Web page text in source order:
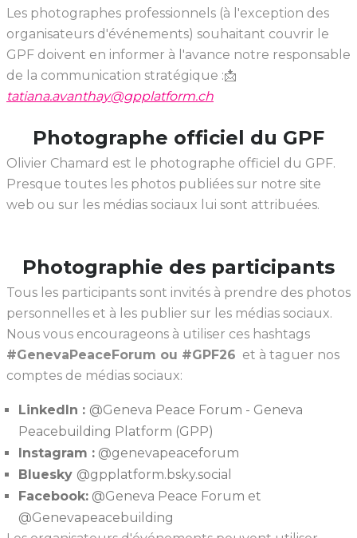
Les photographes professionnels (à l'exception des
organisateurs d'événements) souhaitant couvrir le
GPF doivent en informer à l'avance notre responsable
de la communication stratégique :📩
tatiana.avanthay@gpplatform.ch
Photographe officiel du GPF
Olivier Chamard est le photographe officiel du GPF.
Presque toutes les photos publiées sur notre site
web ou sur les médias sociaux lui sont attribuées.
Photographie des participants
Tous les participants sont invités à prendre des photos
personnelles et à les publier sur les médias sociaux.
Nous vous encourageons à utiliser ces hashtags
#GenevaPeaceForum ou #GPF26 et à taguer nos
comptes de médias sociaux:
LinkedIn : @Geneva Peace Forum - Geneva
Peacebuilding Platform (GPP)
Instagram : @genevapeaceforum
Bluesky @gpplatform.bsky.social
Facebook: @Geneva Peace Forum et
@Genevapeacebuilding